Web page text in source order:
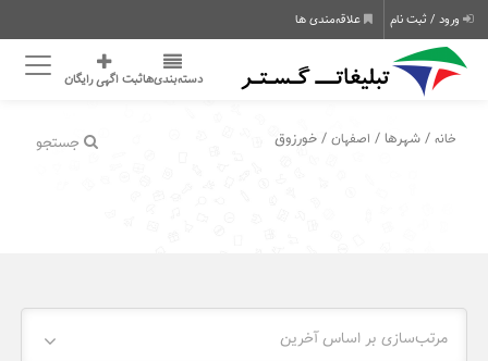
ورود / ثبت نام علاقه‌مندی ها
دسته‌بندی‌هاثبت اگهی رایگان
جستجو خانه / شهرها / اصفهان / خورزوق
مرتب‌سازی بر اساس آخرین